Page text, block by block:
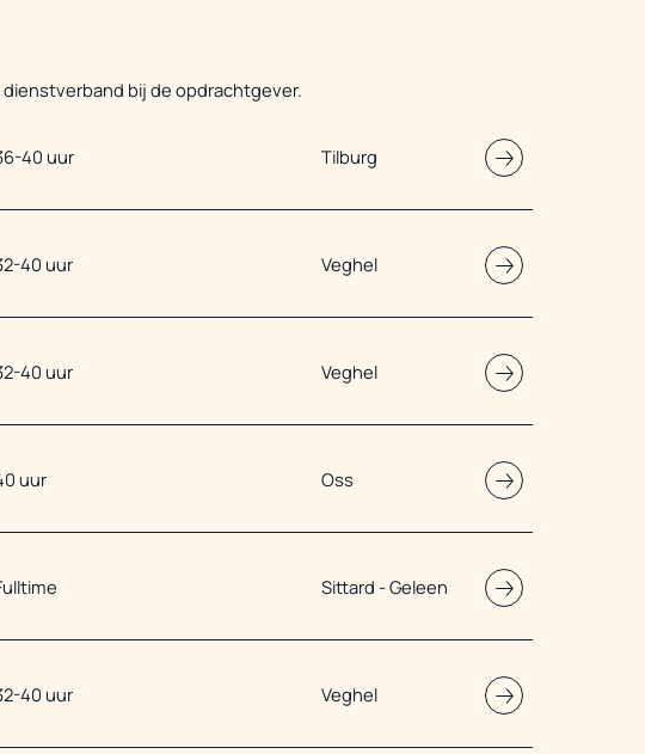
bij de opdrachtgever.
40 uur Tilburg
40 uur Veghel
40 uur Veghel
uur Oss
Sittard - Geleen
40 uur Veghel